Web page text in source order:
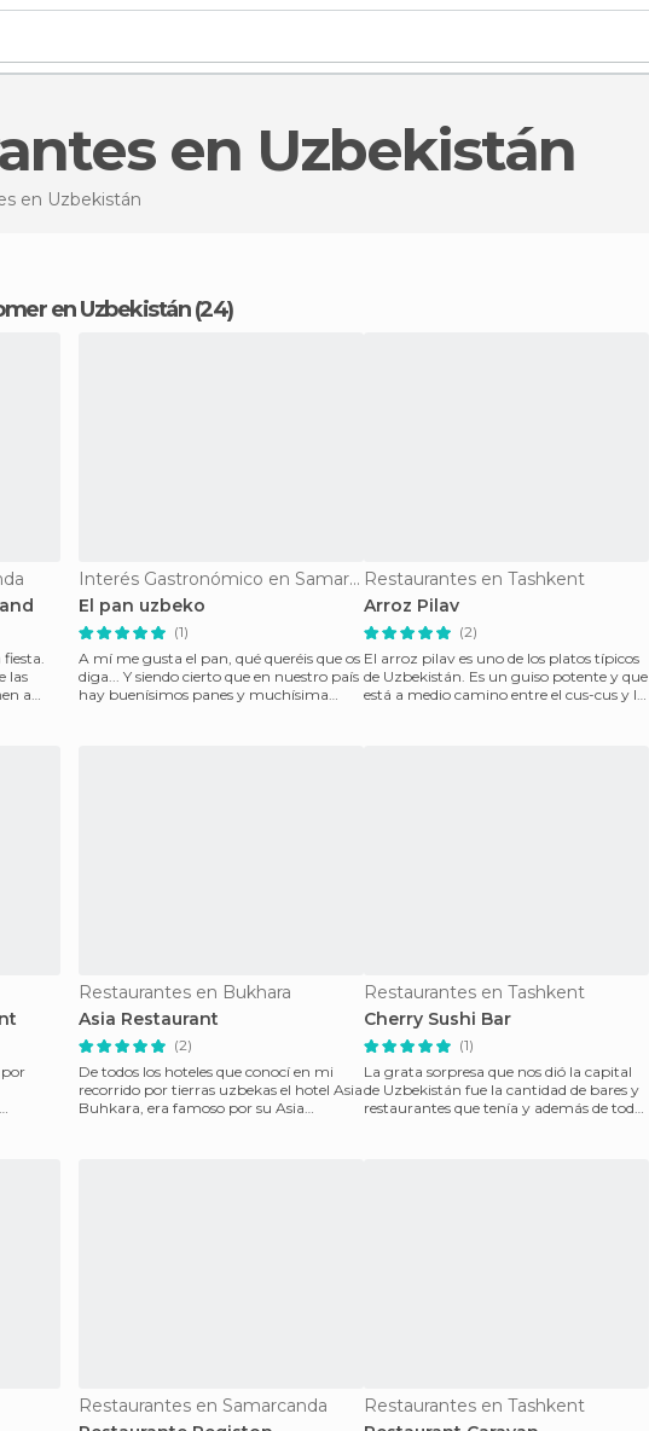
en Uzbekistán
en Uzbekistán
en Uzbekistán (24)
fiesta.
las
a
Interés Gastronómico en Samarcanda
El pan uzbeko
(1)
A mí me gusta el pan, qué queréis que os
diga... Y siendo cierto que en nuestro país
hay buenísimos panes y muchísima
Restaurantes en Tashkent
Arroz Pilav
(2)
El arroz pilav es uno de los platos típicos
de Uzbekistán. Es un guiso potente y que
está a medio camino entre el cus-cus y la
por
Restaurantes en Bukhara
Asia Restaurant
(2)
De todos los hoteles que conocí en mi
recorrido por tierras uzbekas el hotel Asia
Buhkara, era famoso por su Asia
Restaurantes en Tashkent
Cherry Sushi Bar
(1)
La grata sorpresa que nos dió la capital
de Uzbekistán fue la cantidad de bares y
restaurantes que tenía y además de todo
Restaurantes en Samarcanda
Restaurantes en Tashkent